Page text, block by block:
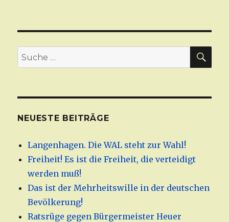
Suche
nach:
NEUESTE BEITRÄGE
Langenhagen. Die WAL steht zur Wahl!
Freiheit! Es ist die Freiheit, die verteidigt
werden muß!
Das ist der Mehrheitswille in der deutschen
Bevölkerung!
Ratsrüge gegen Bürgermeister Heuer